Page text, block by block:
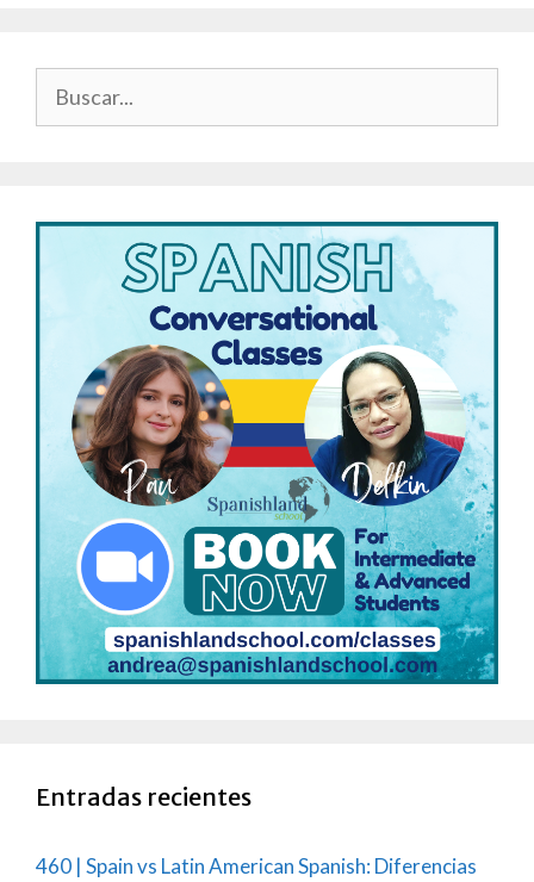
Entradas recientes
460 | Spain vs Latin American Spanish: Diferencias